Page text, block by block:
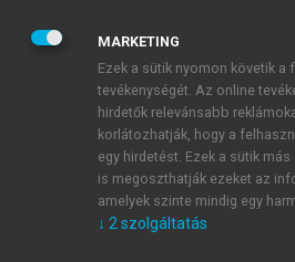
JELSZÓ
JELSZÓ ÚJRA
Kérek értesítést a MeRSZ
Kérek értesítést az Akadémiai
MARKETING
Ezek a sütik nyomon követik a
tevékenységét. Az online
hirdetők relevánsabb
korlátozhatják, hogy a
egy hirdetést. Ezek a sütik
is megoszthatják ezeket az
amelyek szinte mindig egy
↓ 2 szolgáltatás